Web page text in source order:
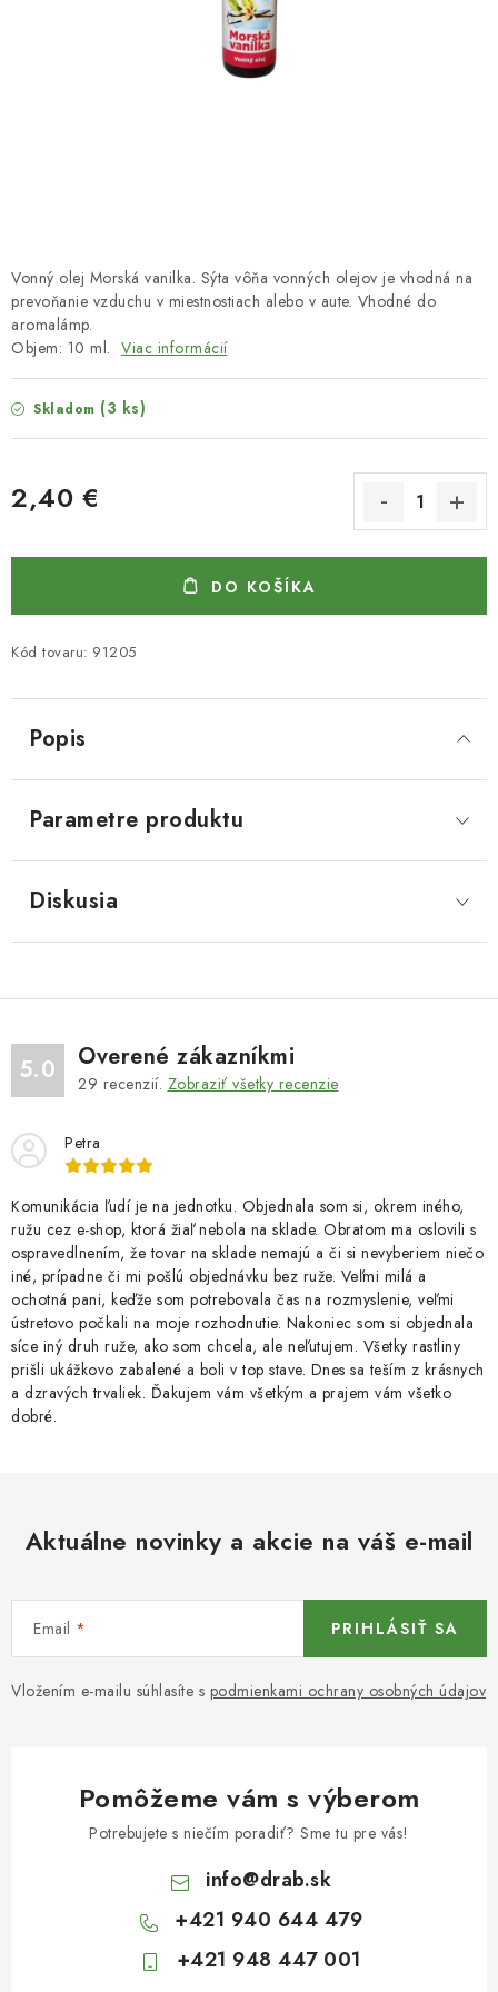
Kontakty
Obchodné podmienky
Podmienky ochrany osobných údajov
Vonný olej Morská vanilka. Sýta vôňa vonných olejov je vhodná na
prevoňanie vzduchu v miestnostiach alebo v aute. Vhodné do
aromalámp.
Objem: 10 ml. Viac informácií
Skladom (3 ks)
2,40 €
DO KOŠÍKA
Kód tovaru: 91205
Popis
Parametre produktu
Diskusia
5.0 Overené zákazníkmi
29 recenzií. Zobraziť všetky recenzie
Petra
Komunikácia ľudí je na jednotku. Objednala som si, okrem iného,
ružu cez e-shop, ktorá žiaľ nebola na sklade. Obratom ma oslovili s
ospravedlnením, že tovar na sklade nemajú a či si nevyberiem niečo
iné, prípadne či mi pošlú objednávku bez ruže. Veľmi milá a
ochotná pani, keďže som potrebovala čas na rozmyslenie, veľmi
ústretovo počkali na moje rozhodnutie. Nakoniec som si objednala
síce iný druh ruže, ako som chcela, ale neľutujem. Všetky rastliny
prišli ukážkovo zabalené a boli v top stave. Dnes sa teším z krásnych
a dzravých trvaliek. Ďakujem vám všetkým a prajem vám všetko
dobré.
Aktuálne novinky a akcie na váš e-mail
Email
Vložením e-mailu súhlasíte s podmienkami ochrany osobných údajov
PRIHLÁSIŤ SA
Pomôžeme vám s výberom
Potrebujete s niečím poradiť? Sme tu pre vás!
info@drab.sk
+421 940 644 479
+421 948 447 001